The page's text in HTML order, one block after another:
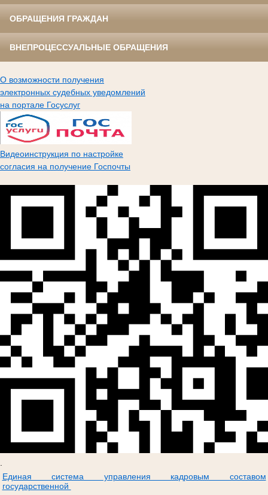
ОБРАЩЕНИЯ ГРАЖДАН
ВНЕПРОЦЕССУАЛЬНЫЕ ОБРАЩЕНИЯ
О возможности получения
электронных судебных уведомлений
на портале Госуслуг
Видеоинструкция по настройке
согласия на получение Госпочты
Единая система управления кадровым составом
государственной